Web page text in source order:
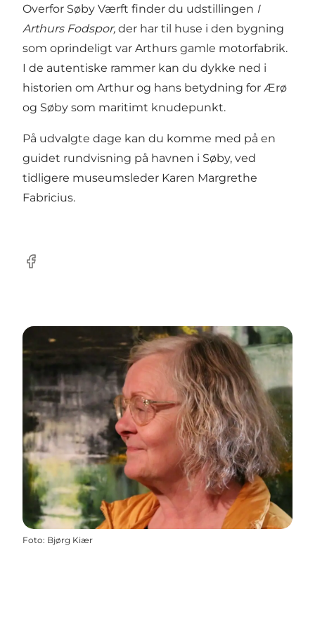
Overfor Søby Værft finder du udstillingen I
Arthurs Fodspor, der har til huse i den bygning
som oprindeligt var Arthurs gamle motorfabrik.
I de autentiske rammer kan du dykke ned i
historien om Arthur og hans betydning for Ærø
og Søby som maritimt knudepunkt.
På udvalgte dage kan du komme med på en
guidet rundvisning på havnen i Søby, ved
tidligere museumsleder Karen Margrethe
Fabricius.
Facebook
Foto: Bjørg Kiær